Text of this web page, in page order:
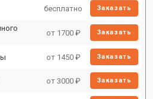
бесплатно Заказать
от 1700 ₽ Заказать
от 1450 ₽ Заказать
от 3000 ₽ Заказать